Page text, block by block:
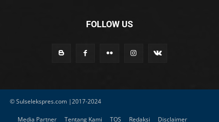
FOLLOW US
© Sulselekspres.com |2017-2024
Media Partner Tentang Kami TOS Redaksi Disclaimer